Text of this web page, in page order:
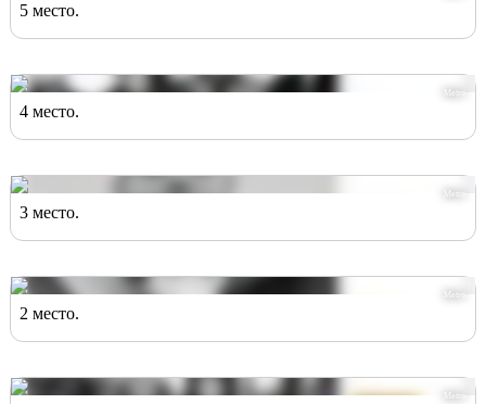
5 место.
Metro
4 место.
Metro
3 место.
Metro
2 место.
Metro